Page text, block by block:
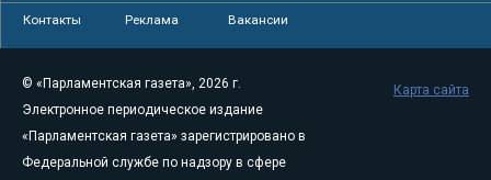
Контакты Реклама Вакансии
© «Парламентская газета», 2026 г.
Электронное периодическое издание
«Парламентская газета» зарегистрировано в
Федеральной службе по надзору в сфере
Карта сайта